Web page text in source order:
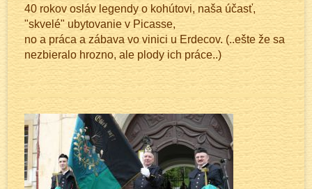
40 rokov osláv legendy o kohútovi, naša účasť,
"skvelé" ubytovanie v Picasse,
no a práca a zábava vo vinici u Erdecov. (..ešte že sa
nezbieralo hrozno, ale plody ich práce..)